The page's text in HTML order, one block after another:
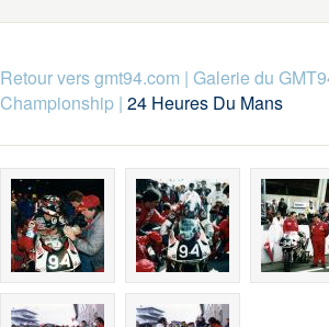
Retour vers gmt94.com | Galerie du
Championship| 24 Heures Du Mans